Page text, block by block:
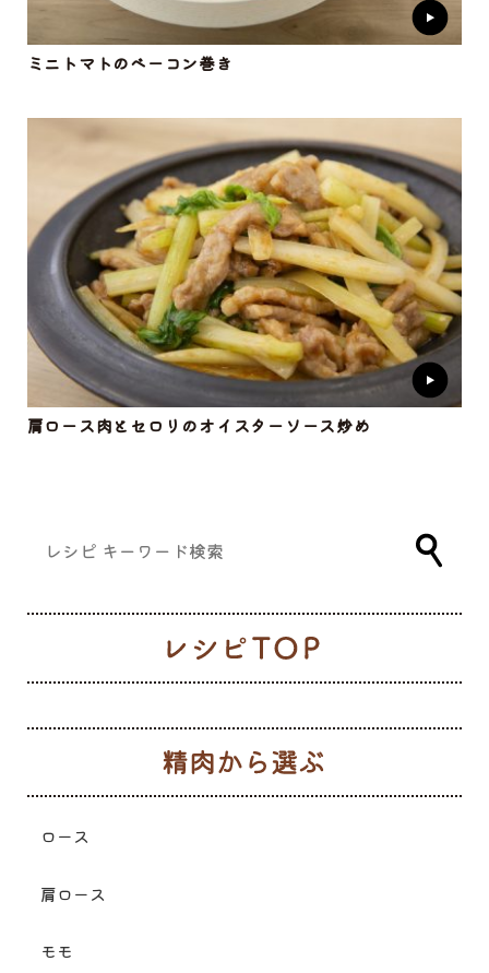
ミニトマトのベーコン巻き
肩ロース肉とセロリのオイスターソース炒め
ロース
肩ロース
モモ